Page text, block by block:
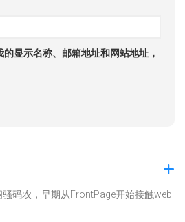
显示名称、邮箱地址和网站地址，
码农，早期从FrontPage开始接触web